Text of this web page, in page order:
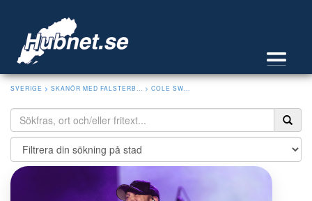
SVERIGE > SKANÖR MED FALSTERB... > COLE SW...